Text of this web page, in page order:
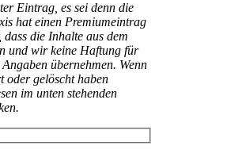
Eintrag, es sei denn die
hat einen Premiumeintrag
die Inhalte aus dem
und wir keine Haftung für
übernehmen. Wenn
oder gelöscht haben
im unten stehenden